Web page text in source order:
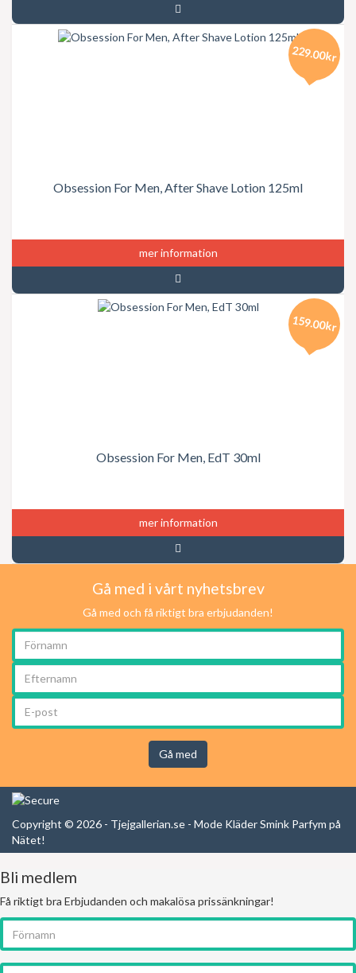
Obsession For Men, After Shave Lotion 125ml
229.00kr
mer information
Obsession For Men, EdT 30ml
159.00kr
mer information
Gå med i vårt nyhetsbrev
Gå med och få riktigt bra erbjudanden!
Gå med
Copyright © 2026 - Tjejgallerian.se - Mode Kläder Smink Parfym på
Nätet!
Bli medlem
Få riktigt bra Erbjudanden och makalösa prissänkningar!